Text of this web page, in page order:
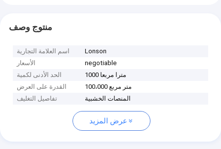
منتوج وصف
اسم العلامة التجارية
Lonson
الأسعار
negotiable
الحد الأدنى لكمية
1000 مترا مربعا
القدرة على العرض
100،000 متر مربع
تفاصيل التغليف
المنصات الخشبية
عرض المزيد